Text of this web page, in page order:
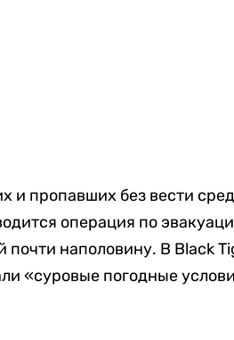
и пропавших без вести
операция по
почти наполовину. В Black
«суровые погодные